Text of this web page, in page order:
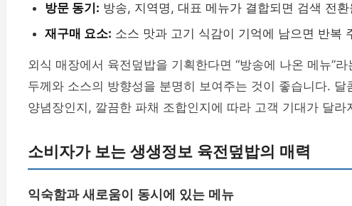
방문 동기: 방송, 지역명, 대표 메뉴가 결합되면 검색 전
재구매 요소: 소스 맛과 고기 식감이 기억에 남으면 반복
외식 매장에서 육전덮밥을 기획한다면 “방송에 나온 메뉴”
두께와 소스의 방향성을 분명히 보여주는 것이 좋습니다.
양념장인지, 깔끔한 파채 조합인지에 따라 고객 기대가 달라
소비자가 보는 생생정보 육전덮밥의 매력
익숙함과 새로움이 동시에 있는 메뉴